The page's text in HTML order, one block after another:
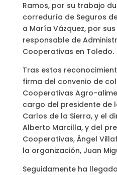
Ramos, por su trabajo
correduría de Seguros
a María Vázquez, por
responsable de
Cooperativas en Toledo.
Tras estos
firma del convenio de
Cooperativas Agro-
cargo del presidente de
Carlos de la Sierra, y el
Alberto Marcilla, y del
Cooperativas, Ángel
la organización, Juan
Seguidamente ha